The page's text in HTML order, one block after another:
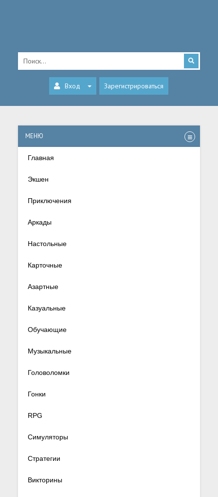
Вход Зарегистрироваться
МЕНЮ
Главная
Экшен
Приключения
Аркады
Настольные
Карточные
Азартные
Казуальные
Обучающие
Музыкальные
Головоломки
Гонки
RPG
Симуляторы
Стратегии
Викторины